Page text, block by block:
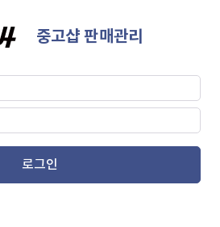
중고샵 판매관리
로그인